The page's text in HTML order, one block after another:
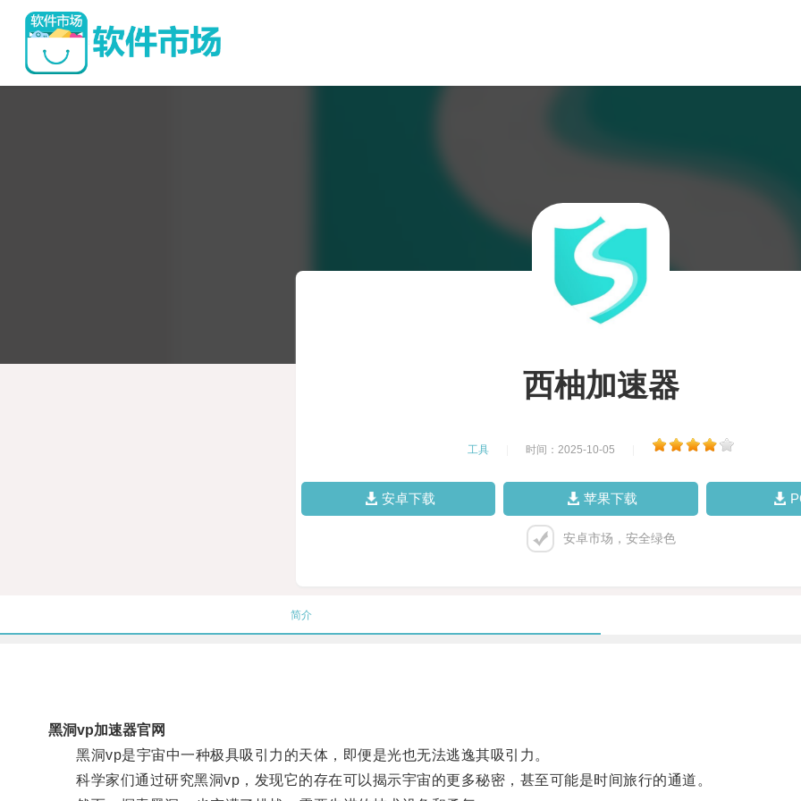
西柚加速器
工具 时间：2025-10-05
安卓下载 苹果下载
安卓市场，安全绿色
简介
黑洞vp加速器官网
黑洞vp是宇宙中一种极具吸引力的天体，即便是光也无法逃逸其吸引力。
科学家们通过研究黑洞vp，发现它的存在可以揭示宇宙的更多秘密，甚至可能是时间旅行的通道。